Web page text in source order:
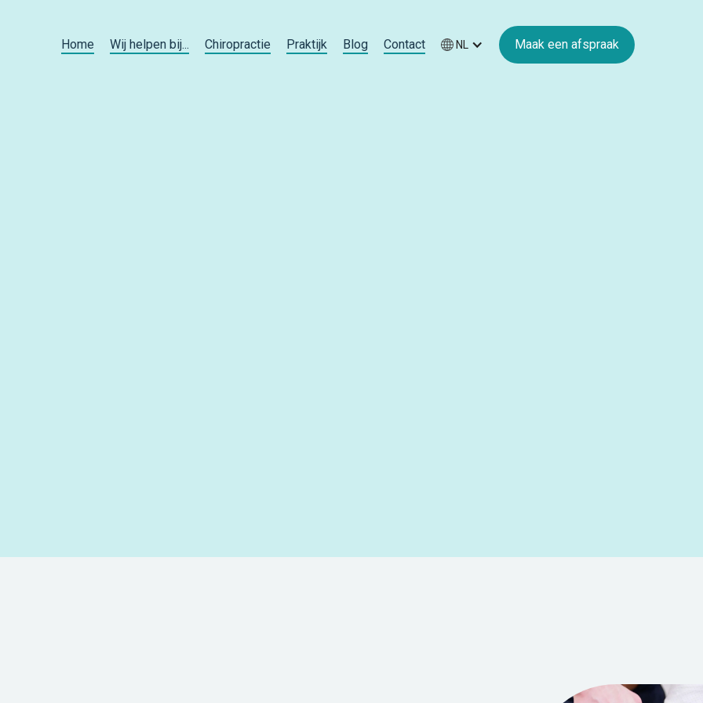
Home Wij helpen bij... Chiropractie Praktijk Blog Contact NL Maak een afspraak